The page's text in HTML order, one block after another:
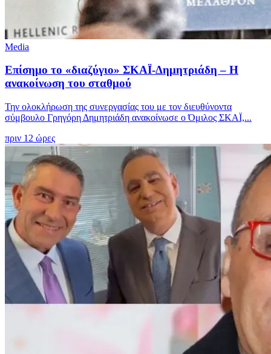
Media
Επίσημο το «διαζύγιο» ΣΚΑΪ-Δημητριάδη – Η
ανακοίνωση του σταθμού
Την ολοκλήρωση της συνεργασίας του με τον διευθύνοντα
σύμβουλο Γρηγόρη Δημητριάδη ανακοίνωσε ο Όμιλος ΣΚΑΪ,...
πριν 12 ώρες